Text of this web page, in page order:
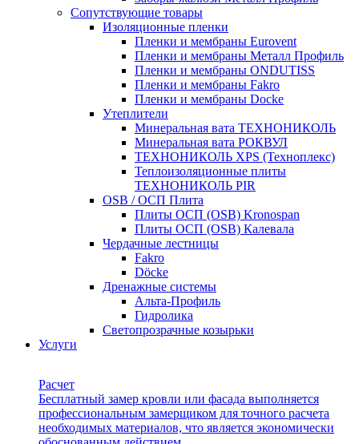
Сопутствующие товары
Изоляционные пленки
Пленки и мембраны Eurovent
Пленки и мембраны Металл Профиль
Пленки и мембраны ONDUTISS
Пленки и мембраны Fakro
Пленки и мембраны Docke
Утеплители
Минеральная вата ТЕХНОНИКОЛЬ
Минеральная вата РОКВУЛ
ТЕХНОНИКОЛЬ XPS (Техноплекс)
Теплоизоляционные плиты
ТЕХНОНИКОЛЬ PIR
OSB / ОСП Плита
Плиты ОСП (OSB) Kronospan
Плиты ОСП (OSB) Калевала
Чердачные лестницы
Fakro
Döcke
Дренажные системы
Альта-Профиль
Гидролика
Светопрозрачные козырьки
Услуги
Расчет
Бесплатный замер кровли или фасада выполняется
профессиональным замерщиком для точного расчета
необходимых материалов, что является экономически